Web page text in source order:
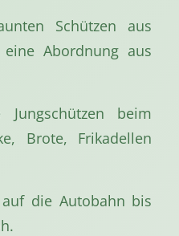
Schützen aus
Abordnung aus
beim
Brote, Frikadellen
die Autobahn bis